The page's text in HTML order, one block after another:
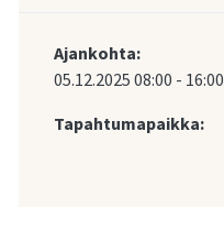
Ajankohta:
05.12.2025 08:00 - 16:00
Tapahtumapaikka: